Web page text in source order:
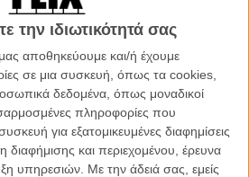
την ιδιωτικότητά σας
μας αποθηκεύουμε και/ή έχουμε
σε μια συσκευή, όπως τα cookies,
δεδομένα, όπως μοναδικοί
πληροφορίες που
για εξατομικευμένες διαφημίσεις
διαφήμισης και περιεχομένου, έρευνα
υπηρεσιών. Με την άδειά σας, εμείς
ΑΡΘΡΑ
καλό «Diner» στο Μπρόντγουεϊ